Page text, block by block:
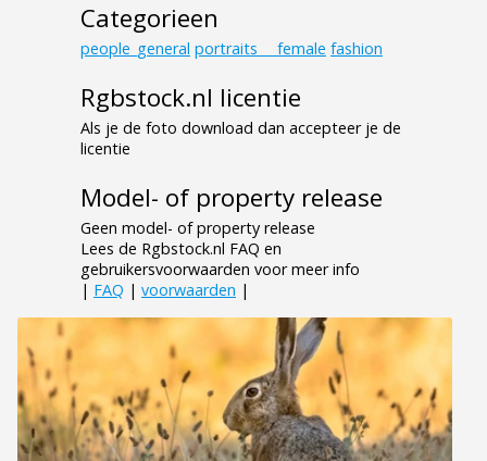
Categorieen
people_general portraits___female fashion
Rgbstock.nl licentie
Als je de foto download dan accepteer je de
licentie
Model- of property release
Geen model- of property release
Lees de Rgbstock.nl FAQ en
gebruikersvoorwaarden voor meer info
| FAQ | voorwaarden |